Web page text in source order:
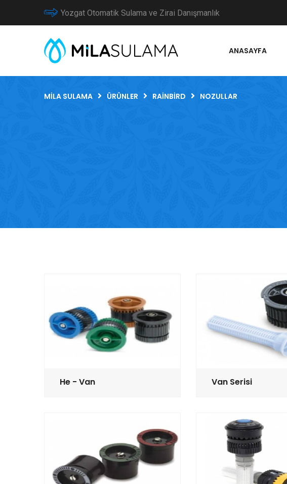
Yozgat Otomatik Sulama ve Zirai Danışmanlık
ANASAYFA
MILA SULAMA ÜRÜNLER RAINBIRD NOZULLAR
He - Van Van Serisi